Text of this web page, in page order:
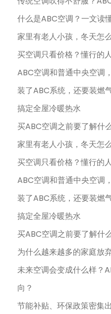
什么是ABC空调？一文读
家里有老人小孩，冬天怎
买空调只看价格？懂行的
ABC空调和普通中央空调
装了ABC系统，还要装燃
搞定全屋冷暖热水
买ABC空调之前要了解什
家里有老人小孩，冬天怎
买空调只看价格？懂行的
ABC空调和普通中央空调
装了ABC系统，还要装燃
搞定全屋冷暖热水
买ABC空调之前要了解什
为什么越来越多的家庭放
未来空调会变成什么样？
向？
节能补贴、环保政策密集